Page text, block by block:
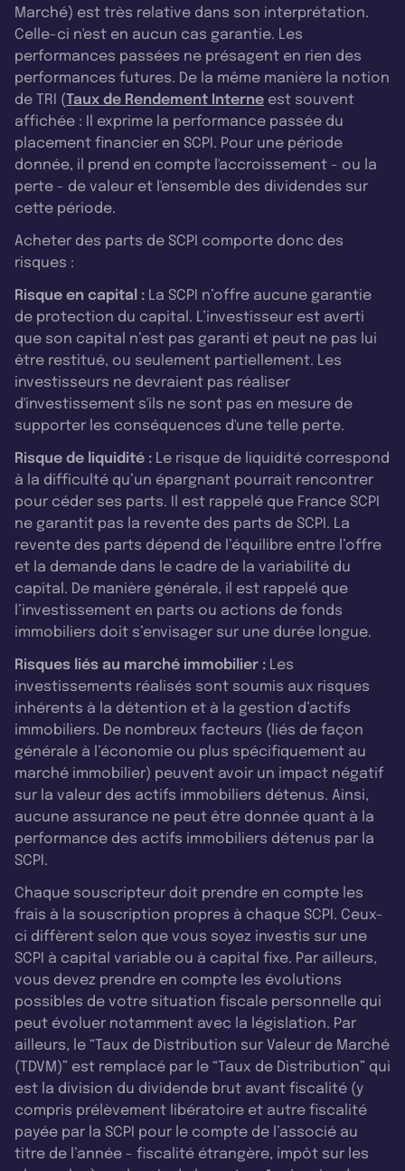
Marché) est très relative dans son interprétation.
Celle-ci n'est en aucun cas garantie. Les
performances passées ne présagent en rien des
performances futures. De la même manière la notion
de TRI (Taux de Rendement Interne est souvent
affichée : Il exprime la performance passée du
placement financier en SCPI. Pour une période
donnée, il prend en compte l'accroissement - ou la
perte - de valeur et l'ensemble des dividendes sur
cette période.
Acheter des parts de SCPI comporte donc des
risques :
Risque en capital : La SCPI n’offre aucune garantie
de protection du capital. L’investisseur est averti
que son capital n’est pas garanti et peut ne pas lui
être restitué, ou seulement partiellement. Les
investisseurs ne devraient pas réaliser
d'investissement s'ils ne sont pas en mesure de
supporter les conséquences d'une telle perte.
Risque de liquidité : Le risque de liquidité correspond
à la difficulté qu’un épargnant pourrait rencontrer
pour céder ses parts. Il est rappelé que France SCPI
ne garantit pas la revente des parts de SCPI. La
revente des parts dépend de l’équilibre entre l’offre
et la demande dans le cadre de la variabilité du
capital. De manière générale, il est rappelé que
l’investissement en parts ou actions de fonds
immobiliers doit s’envisager sur une durée longue.
Risques liés au marché immobilier : Les
investissements réalisés sont soumis aux risques
inhérents à la détention et à la gestion d’actifs
immobiliers. De nombreux facteurs (liés de façon
générale à l’économie ou plus spécifiquement au
marché immobilier) peuvent avoir un impact négatif
sur la valeur des actifs immobiliers détenus. Ainsi,
aucune assurance ne peut être donnée quant à la
performance des actifs immobiliers détenus par la
SCPI.
Chaque souscripteur doit prendre en compte les
frais à la souscription propres à chaque SCPI. Ceux-
ci diffèrent selon que vous soyez investis sur une
SCPI à capital variable ou à capital fixe. Par ailleurs,
vous devez prendre en compte les évolutions
possibles de votre situation fiscale personnelle qui
peut évoluer notamment avec la législation. Par
ailleurs, le “Taux de Distribution sur Valeur de Marché
(TDVM)” est remplacé par le “Taux de Distribution” qui
est la division du dividende brut avant fiscalité (y
compris prélèvement libératoire et autre fiscalité
payée par la SCPI pour le compte de l’associé au
titre de l’année - fiscalité étrangère, impôt sur les